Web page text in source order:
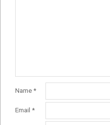
Name *
Email *